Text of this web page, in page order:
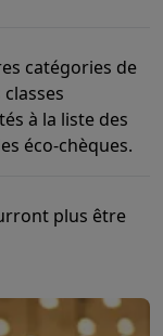
Trackers d’activité
GPSCoyote
Système
Accessoires
Google TV
connectés
catégories de
classes
à la liste des
éco-chèques.
plus être